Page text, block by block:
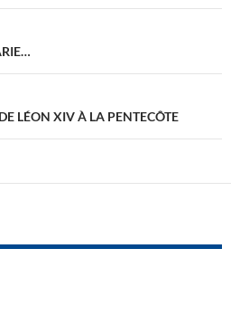
LÉON XIV À LA PENTECÔTE